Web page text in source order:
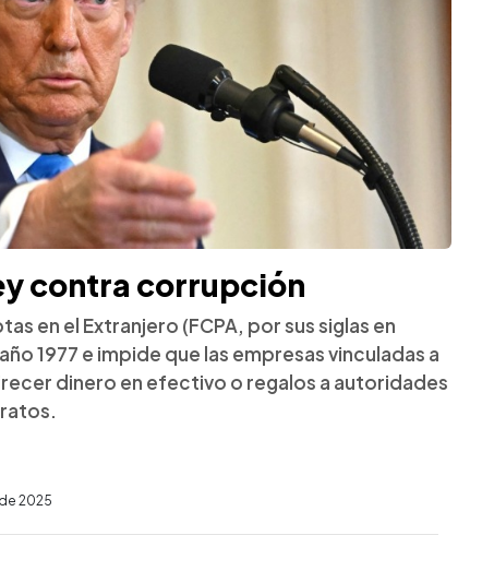
contra corrupción
en el Extranjero (FCPA, por sus siglas en
1977 e impide que las empresas vinculadas a
dinero en efectivo o regalos a autoridades
2025